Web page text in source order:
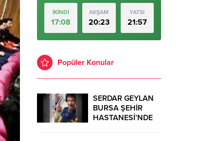
İKİNDİ
17:08
AKŞAM
20:23
YATSI
21:57
Popüler Konular
SERDAR GEYLAN
BURSA ŞEHİR
HASTANESİ’NDE